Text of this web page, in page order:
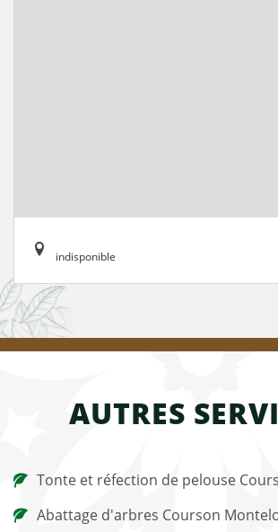
indisponible
AUTRES
Tonte et réfection de pelouse
Abattage d'arbres Courson